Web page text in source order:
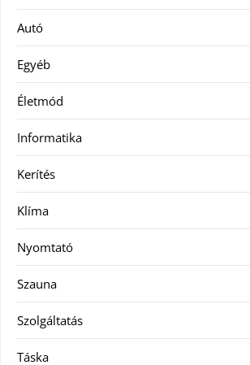
Autó
Egyéb
Életmód
Informatika
Kerítés
Klíma
Nyomtató
Szauna
Szolgáltatás
Táska